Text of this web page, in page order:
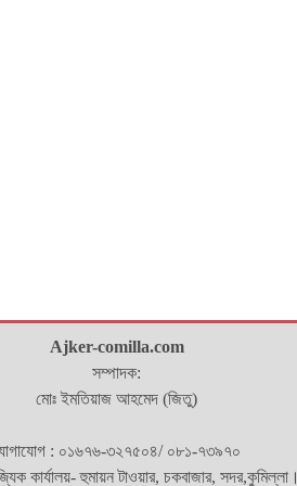
Ajker-comilla.com
সম্পাদক:
মোঃ ইমতিয়াজ আহমেদ (জিতু)
: ০১৬৭৬-৩২৭৫০৪/ ০৮১-৭৩৯৭০
কার্যালয়- হুমায়ন টাওয়ার, চকবাজার, সদর,কুমিল্লা।